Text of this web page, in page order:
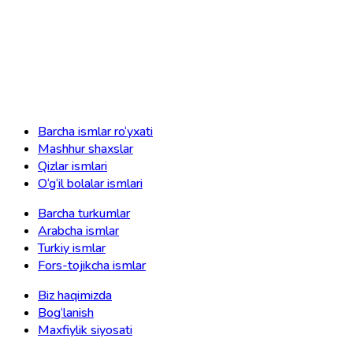
Barcha ismlar ro‘yxati
Mashhur shaxslar
Qizlar ismlari
O‘g‘il bolalar ismlari
Barcha turkumlar
Arabcha ismlar
Turkiy ismlar
Fors-tojikcha ismlar
Biz haqimizda
Bog‘lanish
Maxfiylik siyosati